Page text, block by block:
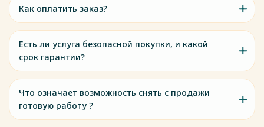
Как оплатить заказ?
Есть ли услуга безопасной покупки, и какой
срок гарантии?
Что означает возможность снять с продажи
готовую работу ?